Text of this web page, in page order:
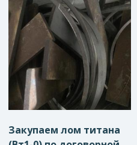
Закупаем лом титана